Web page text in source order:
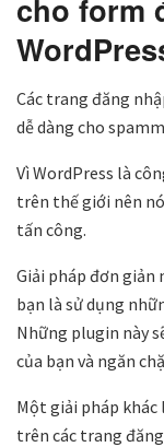
cho form
Các trang đăng
dễ dàng cho
Vì WordPress là
trên thế giới nên
tấn công.
Giải pháp đơn giản
bạn là sử dụng
Những plugin này
của bạn và ngăn
Một giải pháp
trên các trang